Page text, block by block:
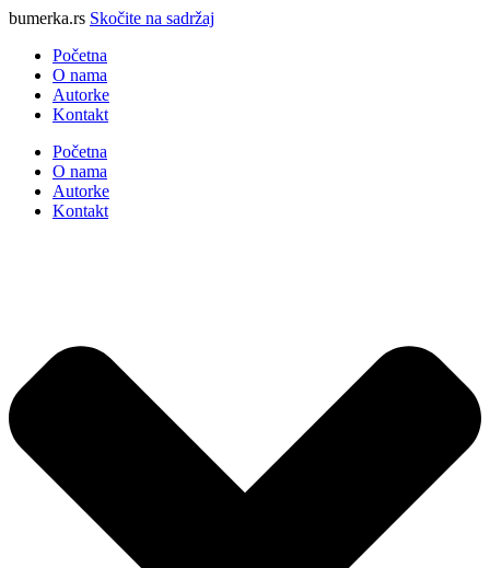
bumerka.rs Skočite na sadržaj
Početna
O nama
Autorke
Kontakt
Početna
O nama
Autorke
Kontakt